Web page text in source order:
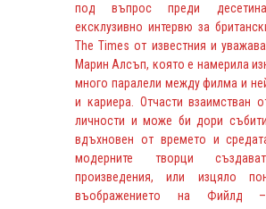
под въпрос преди
ексклузивно интервю за
The Times от известния и
Марин Алсъп, която е намерила
много паралели между филма и
и кариера. Отчасти взаимстван
личности и може би дори
вдъхновен от времето и
модерните творци
произведения, или изцяло
въображението на Фийлд